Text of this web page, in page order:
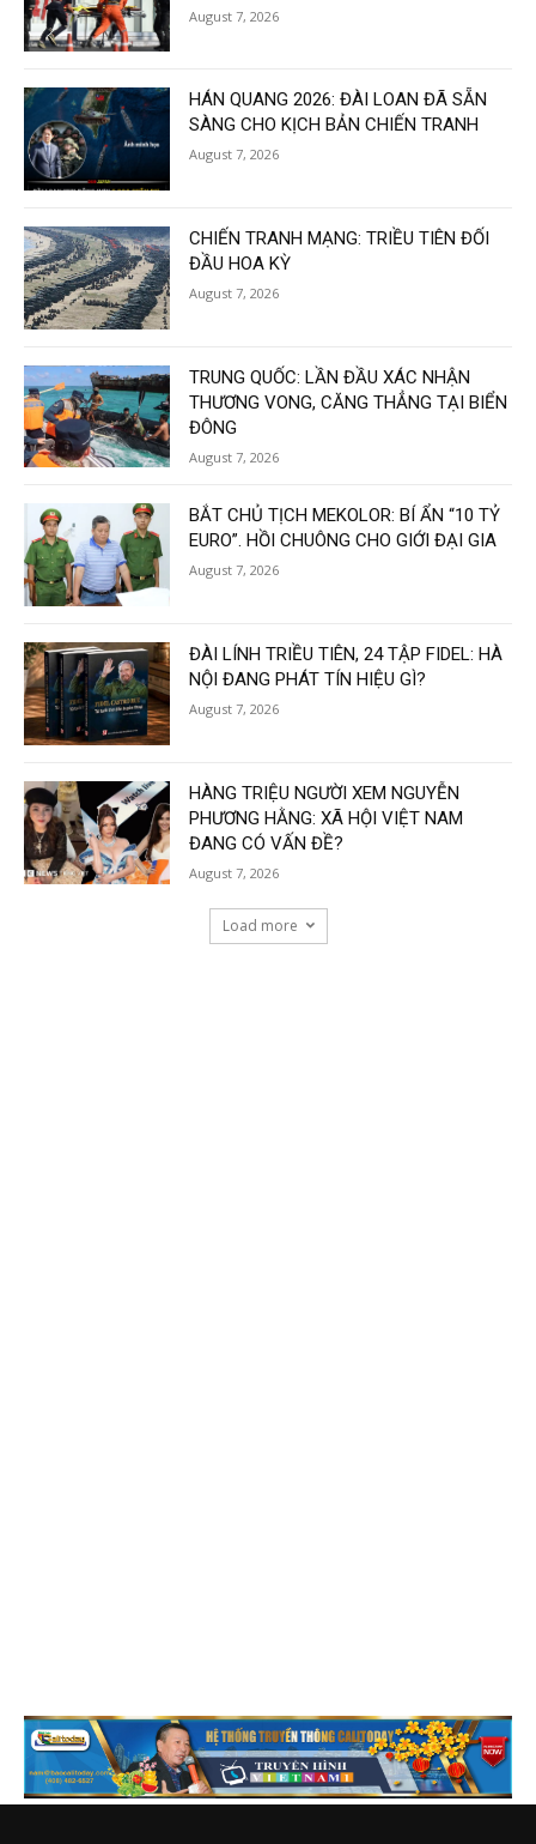
August 7, 2026
HÁN QUANG 2026: ĐÀI LOAN ĐÃ SẴN
SÀNG CHO KỊCH BẢN CHIẾN TRANH
August 7, 2026
CHIẾN TRANH MẠNG: TRIỀU TIÊN ĐỐI
ĐẦU HOA KỲ
August 7, 2026
TRUNG QUỐC: LẦN ĐẦU XÁC NHẬN
THƯƠNG VONG, CĂNG THẲNG TẠI BIỂN
ĐÔNG
August 7, 2026
BẮT CHỦ TỊCH MEKOLOR: BÍ ẨN “10 TỶ
EURO”. HỒI CHUÔNG CHO GIỚI ĐẠI GIA
August 7, 2026
ĐÀI LÍNH TRIỀU TIÊN, 24 TẬP FIDEL: HÀ
NỘI ĐANG PHÁT TÍN HIỆU GÌ?
August 7, 2026
HÀNG TRIỆU NGƯỜI XEM NGUYỄN
PHƯƠNG HẰNG: XÃ HỘI VIỆT NAM
ĐANG CÓ VẤN ĐỀ?
August 7, 2026
Load more